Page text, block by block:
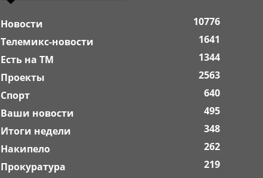
Новости
10776
Телемикс-новости
1641
Есть на ТМ
1344
Проекты
2563
Спорт
640
Ваши новости
495
Итоги недели
348
Накипело
262
Прокуратура
219